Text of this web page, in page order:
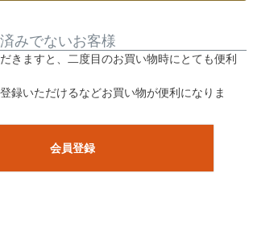
みでないお客様
きますと、二度目のお買い物時にとても便利
録いただけるなどお買い物が便利になりま
会員登録